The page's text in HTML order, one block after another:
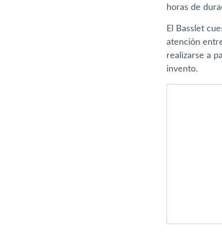
horas de
El Basslet
atención
realizarse a
invento.